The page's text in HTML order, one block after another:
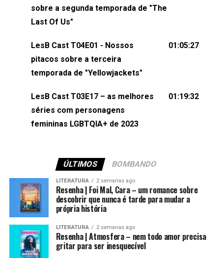
sociais:Twitter: ⁠⁠⁠⁠@lesbout_br⁠⁠⁠⁠ Instagram: ⁠⁠⁠⁠@lesbout_br⁠⁠⁠⁠
(⁠⁠⁠⁠⁠⁠@KarolenPassos⁠⁠⁠⁠⁠⁠)Participação de Bruna Fentanes
(⁠⁠⁠⁠@brunarfentanes⁠⁠⁠⁠) e Pollyelly FlorêncioEdição de
Naiady Machado
sobre a segunda temporada de "The
Last Of Us"
LesB Cast T04E01 - Nossos
pitacos sobre a terceira
temporada de "Yellowjackets"
01:05:27
LesB Cast T03E17 – as melhores
séries com personagens
femininas LGBTQIA+ de 2023
01:19:32
ÚLTIMOS BOMBANDO
LITERATURA 2 semanas ago
Resenha | Foi Mal, Cara – um romance sobre
descobrir que nunca é tarde para mudar a
própria história
LITERATURA 2 semanas ago
Resenha | Atmosfera – nem todo amor precisa
gritar para ser inesquecível